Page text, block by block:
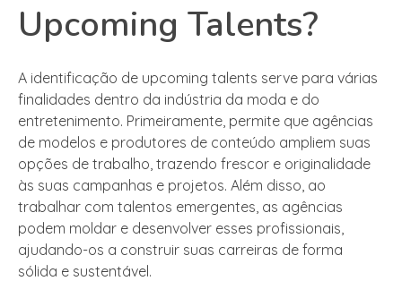
Upcoming Talents?
A identificação de upcoming talents serve para várias
finalidades dentro da indústria da moda e do
entretenimento. Primeiramente, permite que agências
de modelos e produtores de conteúdo ampliem suas
opções de trabalho, trazendo frescor e originalidade
às suas campanhas e projetos. Além disso, ao
trabalhar com talentos emergentes, as agências
podem moldar e desenvolver esses profissionais,
ajudando-os a construir suas carreiras de forma
sólida e sustentável.